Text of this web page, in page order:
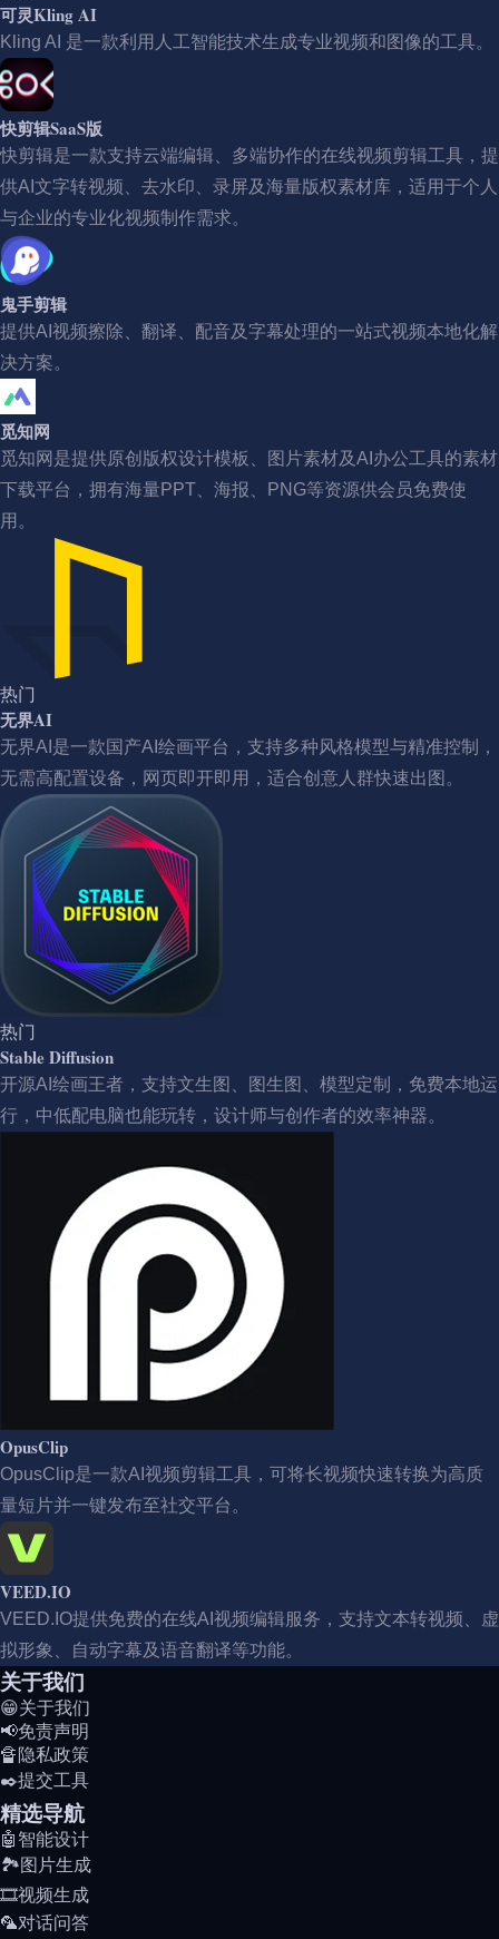
可灵Kling AI
Kling AI 是一款利用人工智能技术生成专业视频和图像的工具。
快剪辑SaaS版
快剪辑是一款支持云端编辑、多端协作的在线视频剪辑工具，提
供AI文字转视频、去水印、录屏及海量版权素材库，适用于个人
与企业的专业化视频制作需求。
鬼手剪辑
提供AI视频擦除、翻译、配音及字幕处理的一站式视频本地化解
决方案。
觅知网
觅知网是提供原创版权设计模板、图片素材及AI办公工具的素材
下载平台，拥有海量PPT、海报、PNG等资源供会员免费使
用。
热门
无界AI
无界AI是一款国产AI绘画平台，支持多种风格模型与精准控制，
无需高配置设备，网页即开即用，适合创意人群快速出图。
热门
Stable Diffusion
开源AI绘画王者，支持文生图、图生图、模型定制，免费本地运
行，中低配电脑也能玩转，设计师与创作者的效率神器。
OpusClip
OpusClip是一款AI视频剪辑工具，可将长视频快速转换为高质
量短片并一键发布至社交平台。
VEED.IO
VEED.IO提供免费的在线AI视频编辑服务，支持文本转视频、虚
拟形象、自动字幕及语音翻译等功能。
关于我们
😁关于我们
📢免责声明
🔏隐私政策
✒️提交工具
精选导航
🤖智能设计
🏞️图片生成
🎞️视频生成
🦜对话问答